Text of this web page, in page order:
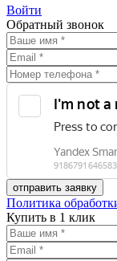
Войти
Обратный звонок
Политика
Купить в 1 клик